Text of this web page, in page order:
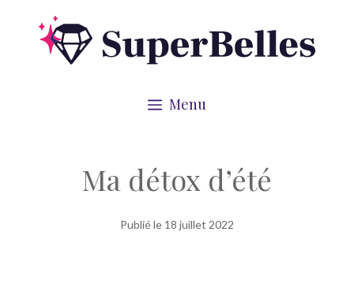
Menu
Ma détox d’été
Publié le 18 juillet 2022